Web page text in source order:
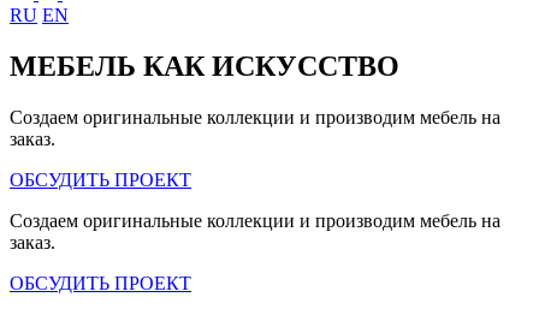
RU EN
МЕБЕЛЬ КАК ИСКУССТВО
Создаем оригинальные коллекции и производим мебель на
заказ.
ОБСУДИТЬ ПРОЕКТ
Создаем оригинальные коллекции и производим мебель на
заказ.
ОБСУДИТЬ ПРОЕКТ